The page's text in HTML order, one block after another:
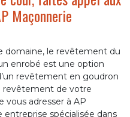
Maçonnerie
domaine, le revêtement du
enrobé est une option
revêtement en goudron
revêtement de votre
vous adresser à AP
spécialisée dans